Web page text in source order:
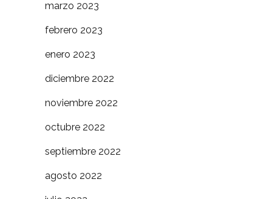
marzo 2023
febrero 2023
enero 2023
diciembre 2022
noviembre 2022
octubre 2022
septiembre 2022
agosto 2022